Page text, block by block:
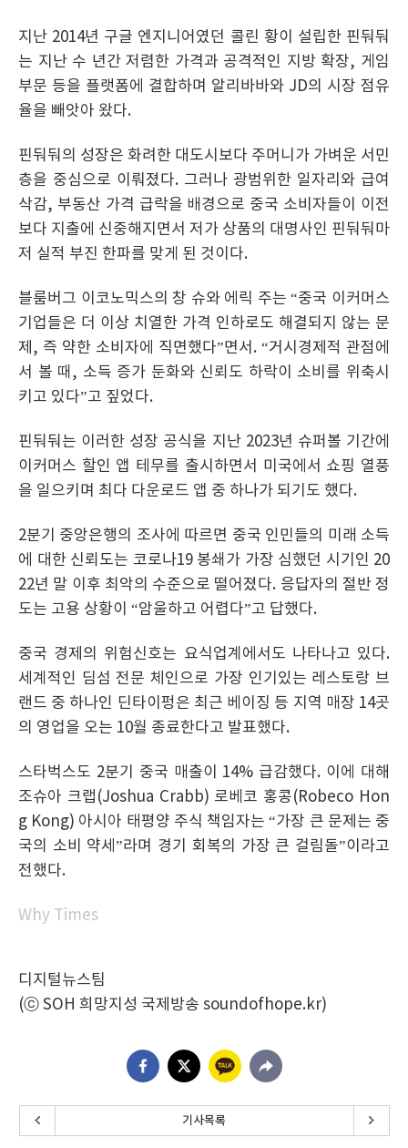
지난 2014년 구글 엔지니어였던 콜린 황이 설립한 핀둬둬
는 지난 수 년간 저렴한 가격과 공격적인 지방 확장, 게임
부문 등을 플랫폼에 결합하며 알리바바와 JD의 시장 점유
율을 빼앗아 왔다.
핀둬둬의 성장은 화려한 대도시보다 주머니가 가벼운 서민
층을 중심으로 이뤄졌다. 그러나 광범위한 일자리와 급여
삭감, 부동산 가격 급락을 배경으로 중국 소비자들이 이전
보다 지출에 신중해지면서 저가 상품의 대명사인 핀둬둬마
저 실적 부진 한파를 맞게 된 것이다.
블룸버그 이코노믹스의 창 슈와 에릭 주는 “중국 이커머스
기업들은 더 이상 치열한 가격 인하로도 해결되지 않는 문
제, 즉 약한 소비자에 직면했다”면서. “거시경제적 관점에
서 볼 때, 소득 증가 둔화와 신뢰도 하락이 소비를 위축시
키고 있다”고 짚었다.
핀둬둬는 이러한 성장 공식을 지난 2023년 슈퍼볼 기간에
이커머스 할인 앱 테무를 출시하면서 미국에서 쇼핑 열풍
을 일으키며 최다 다운로드 앱 중 하나가 되기도 했다.
2분기 중앙은행의 조사에 따르면 중국 인민들의 미래 소득
에 대한 신뢰도는 코로나19 봉쇄가 가장 심했던 시기인 20
22년 말 이후 최악의 수준으로 떨어졌다. 응답자의 절반 정
도는 고용 상황이 “암울하고 어렵다”고 답했다.
중국 경제의 위험신호는 요식업계에서도 나타나고 있다.
세계적인 딤섬 전문 체인으로 가장 인기있는 레스토랑 브
랜드 중 하나인 딘타이펑은 최근 베이징 등 지역 매장 14곳
의 영업을 오는 10월 종료한다고 발표했다.
스타벅스도 2분기 중국 매출이 14% 급감했다. 이에 대해
조슈아 크랩(Joshua Crabb) 로베코 홍콩(Robeco Hon
g Kong) 아시아 태평양 주식 책임자는 “가장 큰 문제는 중
국의 소비 약세”라며 경기 회복의 가장 큰 걸림돌”이라고
전했다.
Why Times
디지털뉴스팀
(ⓒ SOH 희망지성 국제방송 soundofhope.kr)
기사목록